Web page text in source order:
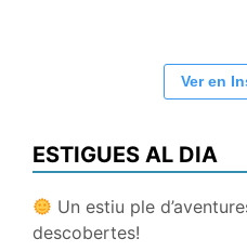
Ver en
ESTIGUES AL DIA
Un estiu ple
descobertes!